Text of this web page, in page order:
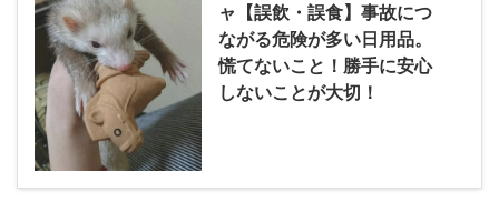
ャ【誤飲・誤食】事故につ
ながる危険が多い日用品。
慌てないこと！勝手に安心
しないことが大切！